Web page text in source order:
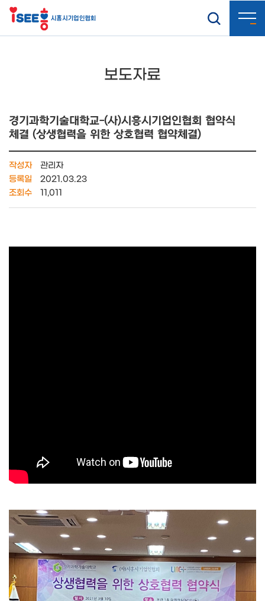
보도자료
경기과학기술대학교-(사)시흥시기업인협회 협약식
체결 (상생협력을 위한 상호협력 협약체결)
작성자
관리자
등록일
2021.03.23
조회수
11,011